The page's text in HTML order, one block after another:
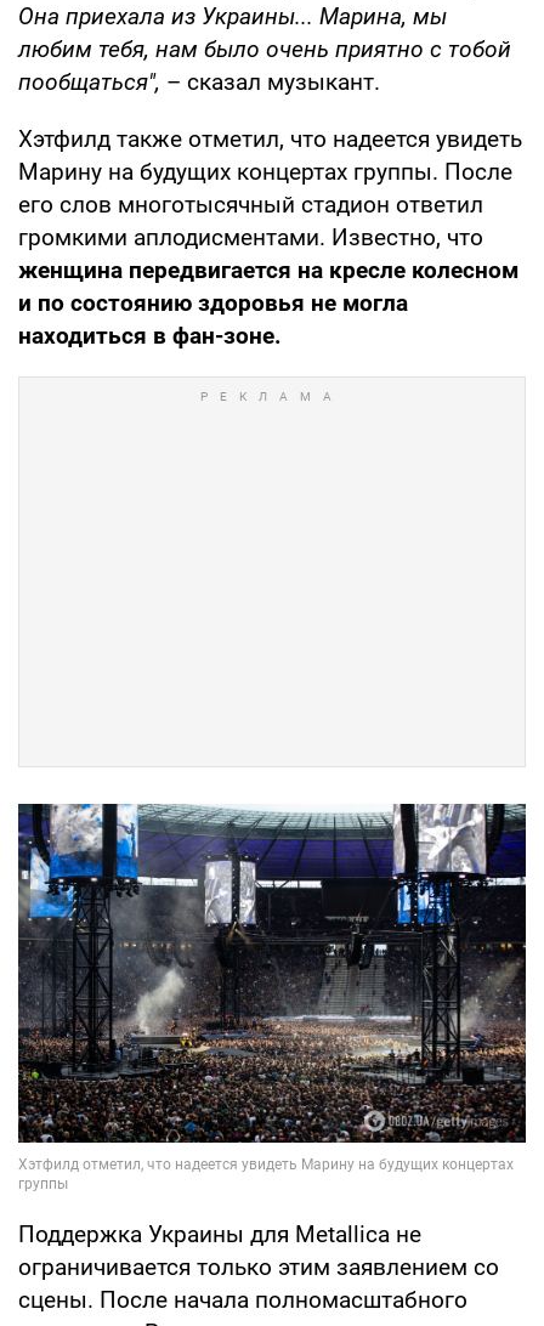
Она приехала из Украины... Марина, мы
любим тебя, нам было очень приятно с тобой
пообщаться", – сказал музыкант.
Хэтфилд также отметил, что надеется увидеть
Марину на будущих концертах группы. После
его слов многотысячный стадион ответил
громкими аплодисментами. Известно, что
женщина передвигается на кресле колесном
и по состоянию здоровья не могла
находиться в фан-зоне.
Поддержка Украины для Metallica не
ограничивается только этим заявлением со
сцены. После начала полномасштабного